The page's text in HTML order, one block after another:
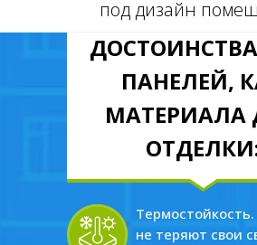
под дизайн
ПАНЕЛЕЙ,
МАТЕРИАЛА
не теряют свои